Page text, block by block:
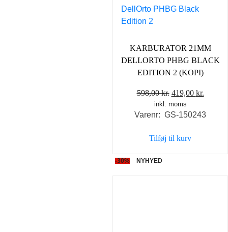
KARBURATOR 21MM
DELLORTO PHBG BLACK
EDITION 2 (KOPI)
598,00kr. Den
oprindelige
pris
598,00 kr..
419,00 kr.
pris
inkl. moms
Varenr: GS-150243
Tilføj til kurv
-30% NYHYED